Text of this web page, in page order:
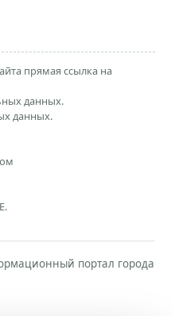
прямая ссылка на
данных.
данных.
портал города